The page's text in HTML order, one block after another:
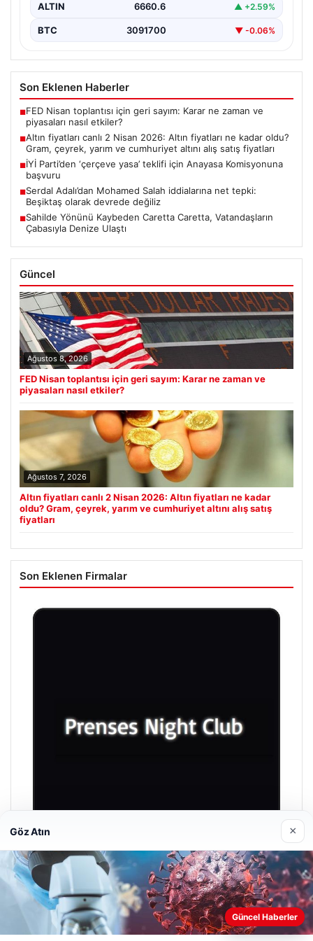
ALTIN 6660.6 ▲ +2.59%
BTC 3091700 ▼ -0.06%
Son Eklenen Haberler
■FED Nisan toplantısı için geri sayım: Karar ne zaman ve
piyasaları nasıl etkiler?
■Altın fiyatları canlı 2 Nisan 2026: Altın fiyatları ne kadar oldu?
Gram, çeyrek, yarım ve cumhuriyet altını alış satış fiyatları
■İYİ Parti’den ‘çerçeve yasa’ teklifi için Anayasa Komisyonuna
başvuru
■Serdal Adalı’dan Mohamed Salah iddialarına net tepki:
Beşiktaş olarak devrede değiliz
■Sahilde Yönünü Kaybeden Caretta Caretta, Vatandaşların
Çabasıyla Denize Ulaştı
Güncel
Ağustos 8, 2026
FED Nisan toplantısı için geri sayım: Karar ne zaman ve
piyasaları nasıl etkiler?
Ağustos 7, 2026
Altın fiyatları canlı 2 Nisan 2026: Altın fiyatları ne kadar
oldu? Gram, çeyrek, yarım ve cumhuriyet altını alış satış
fiyatları
Son Eklenen Firmalar
Prenses Night Club
Nisan 29, 2026
Göz Atın ×
Güncel Haberler